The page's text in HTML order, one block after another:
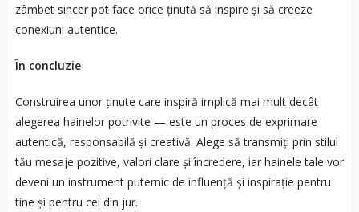
zâmbet sincer pot face orice ținută să inspire și să creeze
conexiuni autentice.
În concluzie
Construirea unor ținute care inspiră implică mai mult decât
alegerea hainelor potrivite — este un proces de exprimare
autentică, responsabilă și creativă. Alege să transmiți prin stilul
tău mesaje pozitive, valori clare și încredere, iar hainele tale vor
deveni un instrument puternic de influență și inspirație pentru
tine și pentru cei din jur.